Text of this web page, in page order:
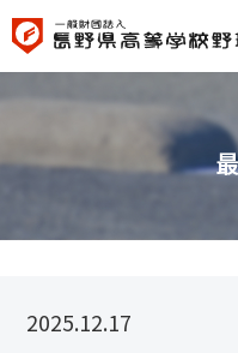
2025.12.17